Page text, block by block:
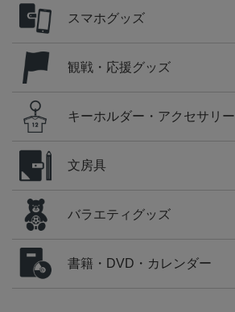
スマホグッズ
観戦・応援グッズ
キーホルダー・アクセサリー
文房具
バラエティグッズ
書籍・DVD・カレンダー